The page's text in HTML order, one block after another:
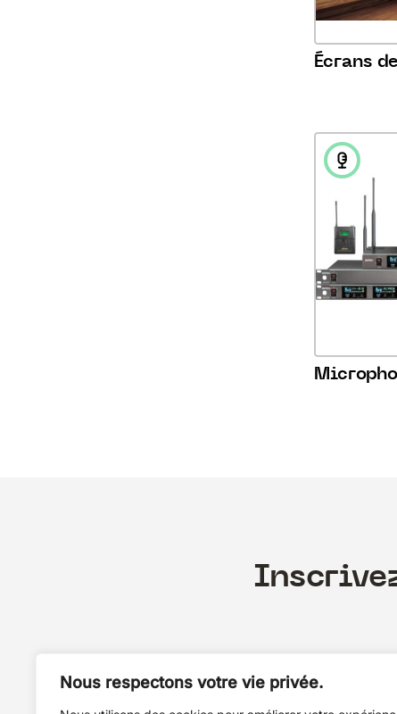
Nous respectons votre vie privée.
Écrans